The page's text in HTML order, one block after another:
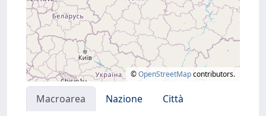
©OpenStreetMapcontributors.
Macroarea Nazione
Città